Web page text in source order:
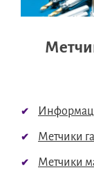
Метчики
Метчики